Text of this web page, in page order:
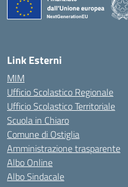
Link Esterni
MIM
Ufficio Scolastico Regionale
Ufficio Scolastico Territoriale
Scuola in Chiaro
Comune di Ostiglia
Amministrazione trasparente
Albo Online
Albo Sindacale